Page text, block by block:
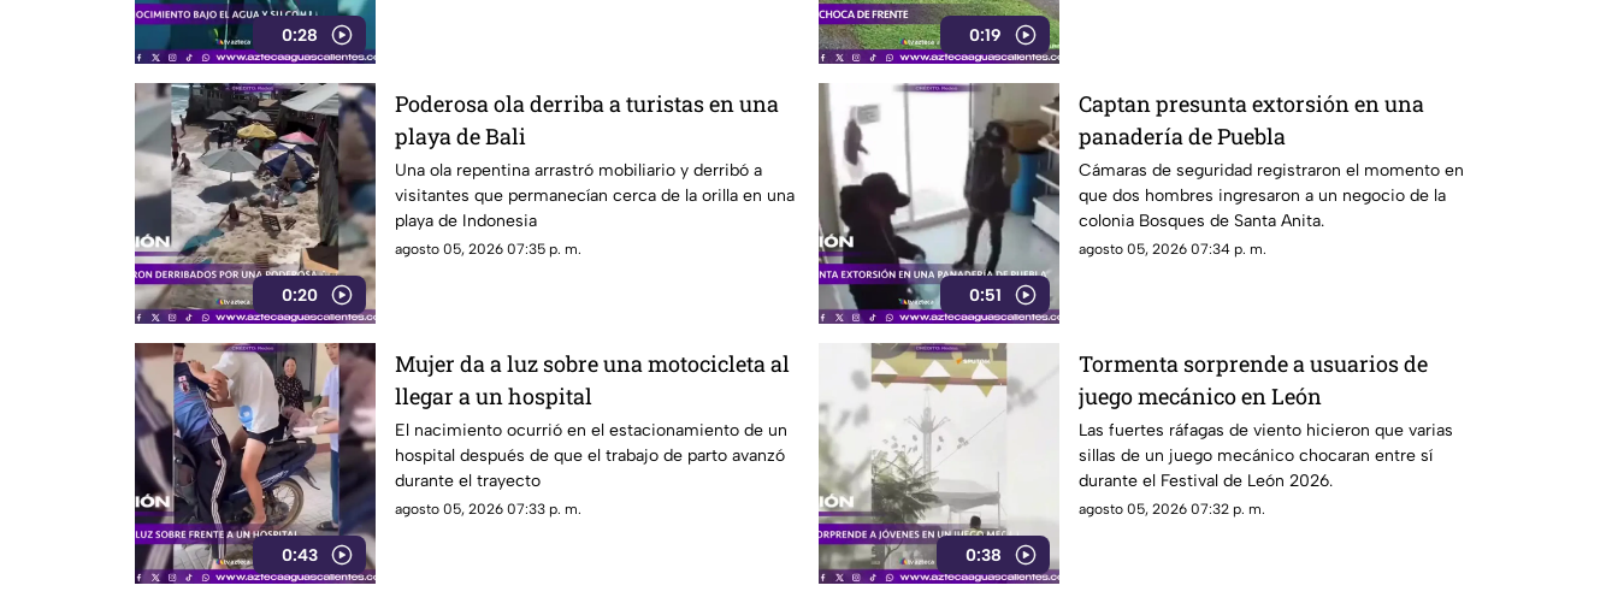
0:28 0:19
0:20
Poderosa ola derriba a turistas en una
playa de Bali
Una ola repentina arrastró mobiliario y derribó a
visitantes que permanecían cerca de la orilla en una
playa de Indonesia
agosto 05, 2026 07:35 p. m.
0:51
Captan presunta extorsión en una
panadería de Puebla
Cámaras de seguridad registraron el momento en
que dos hombres ingresaron a un negocio de la
colonia Bosques de Santa Anita.
agosto 05, 2026 07:34 p. m.
0:43
Mujer da a luz sobre una motocicleta al
llegar a un hospital
El nacimiento ocurrió en el estacionamiento de un
hospital después de que el trabajo de parto avanzó
durante el trayecto
agosto 05, 2026 07:33 p. m.
0:38
Tormenta sorprende a usuarios de
juego mecánico en León
Las fuertes ráfagas de viento hicieron que varias
sillas de un juego mecánico chocaran entre sí
durante el Festival de León 2026.
agosto 05, 2026 07:32 p. m.